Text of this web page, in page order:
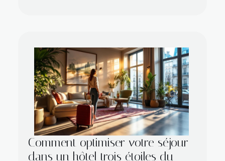
Comment optimiser votre séjour
dans un hôtel trois étoiles du